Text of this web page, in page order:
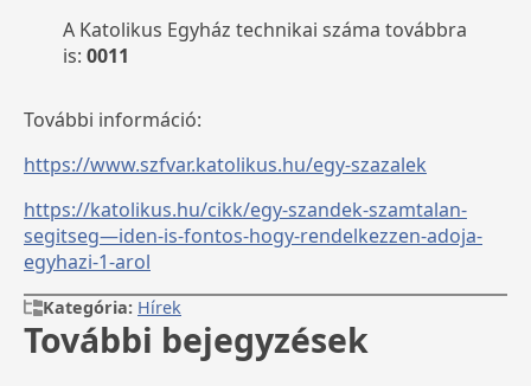
A Katolikus Egyház technikai száma továbbra
is: 0011
További információ:
https://www.szfvar.katolikus.hu/egy-szazalek
https://katolikus.hu/cikk/egy-szandek-szamtalan-
segitseg—iden-is-fontos-hogy-rendelkezzen-adoja-
egyhazi-1-arol
Kategória: Hírek
További bejegyzések